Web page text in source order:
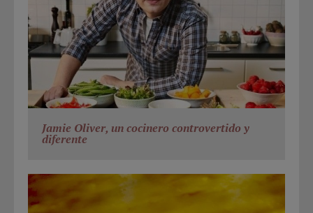
Jamie Oliver, un cocinero controvertido y
diferente